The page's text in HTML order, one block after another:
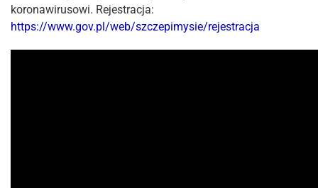
koronawirusowi. Rejestracja:
https://www.gov.pl/web/szczepimysie/rejestracja